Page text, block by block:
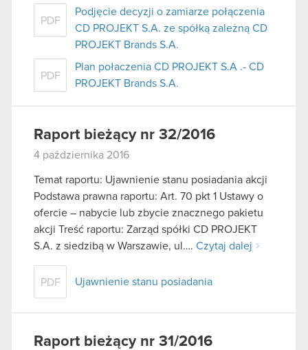
PDF
Podjęcie decyzji o zamiarze połączenia
CD PROJEKT S.A. ze spółką zależną CD
PROJEKT Brands S.A.
PDF
Plan połaczenia CD PROJEKT S.A .- CD
PROJEKT Brands S.A.
Raport bieżący nr 32/2016
4 października 2016
Temat raportu: Ujawnienie stanu posiadania akcji
Podstawa prawna raportu: Art. 70 pkt 1 Ustawy o
ofercie – nabycie lub zbycie znacznego pakietu
akcji Treść raportu: Zarząd spółki CD PROJEKT
S.A. z siedzibą w Warszawie, ul…. Czytaj dalej
PDF Ujawnienie stanu posiadania
Raport bieżący nr 31/2016